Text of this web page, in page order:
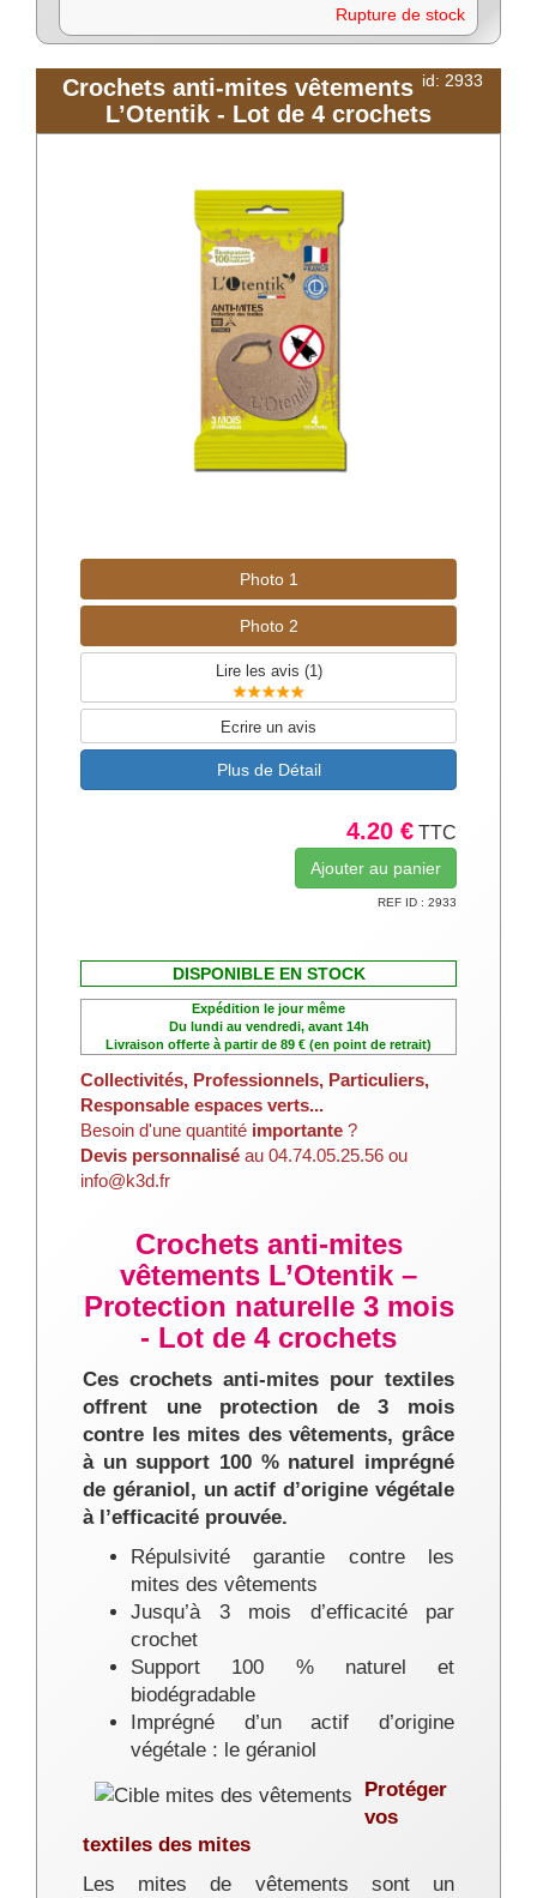
Rupture de stock
id: 2933
Crochets anti-mites vêtements
L’Otentik - Lot de 4 crochets
Photo 1
Photo 2
Lire les avis (1)
Ecrire un avis
Plus de Détail
4.20 € TTC
REF ID : 2933
DISPONIBLE EN STOCK
Expédition le jour même
Du lundi au vendredi, avant 14h
Livraison offerte à partir de 89 € (en point de retrait)
Collectivités, Professionnels, Particuliers,
Responsable espaces verts...
Besoin d'une quantité importante ?
Devis personnalisé au 04.74.05.25.56 ou
info@k3d.fr
Crochets anti-mites
vêtements L’Otentik –
Protection naturelle 3 mois
- Lot de 4 crochets
Ces crochets anti-mites pour textiles
offrent une protection de 3 mois
contre les mites des vêtements, grâce
à un support 100 % naturel imprégné
de géraniol, un actif d’origine végétale
à l’efficacité prouvée.
Répulsivité garantie contre les
mites des vêtements
Jusqu’à 3 mois d’efficacité par
crochet
Support 100 % naturel et
biodégradable
Imprégné d’un actif d’origine
végétale : le géraniol
Protéger
vos
textiles des mites
Les mites de vêtements sont un